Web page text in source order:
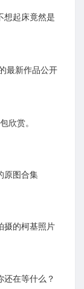
想起床竟然是
最新作品公开
欣赏。
原图合集
摄的柯基照片
还在等什么？